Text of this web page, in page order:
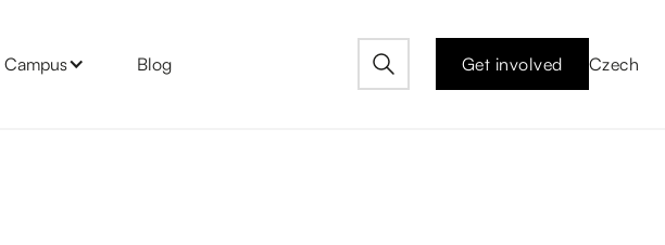
Campus Blog Get involved Czech